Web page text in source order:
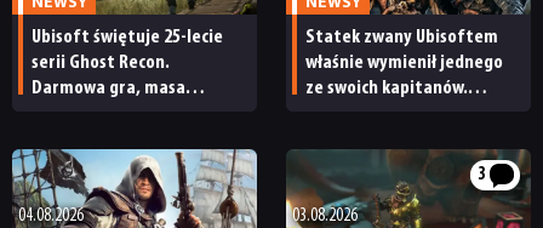
Ubisoft świętuje 25-lecie
serii Ghost Recon.
Darmowa gra, masa
Statek zwany Ubisoftem
właśnie wymienił jednego
ze swoich kapitanów.
dla marki Assassin’s Creed?
04.08.2026
3
03.08.2026